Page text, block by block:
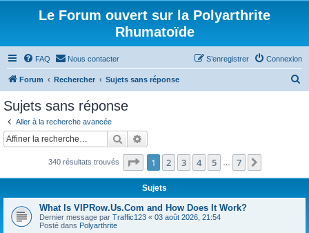
Le Forum ouvert sur la Polyarthrite
Rhumatoïde
FAQ Nous contacter Connexion
S’enregistrer
Forum Rechercher Sujets sans réponse
c
Sujets sans réponse
Aller à la recherche avancée
Rechercher
340 résultats trouvés Page 1sur7
1 2 3 4 5 7
Sujets
What Is VIPRow.Us.Com and How Does It Work?
Dernier message par Traffic123 « 03 août 2026, 21:54
Posté dans Polyarthrite